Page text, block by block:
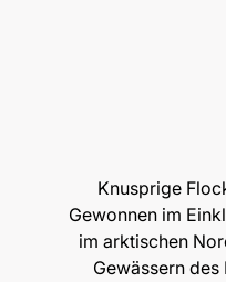
Knusprige
Gewonnen im
im arktischen
Gewässern